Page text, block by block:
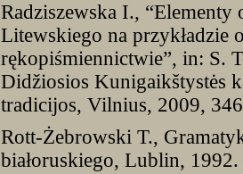
Radziszewska I.,
Litewskiego na przykładzie
rękopiśmiennictwie”, in: S.
Didžiosios Kunigaikštystės
tradicijos, Vilnius, 2009,
Rott-Żebrowski T.,
białoruskiego, Lublin, 1992.